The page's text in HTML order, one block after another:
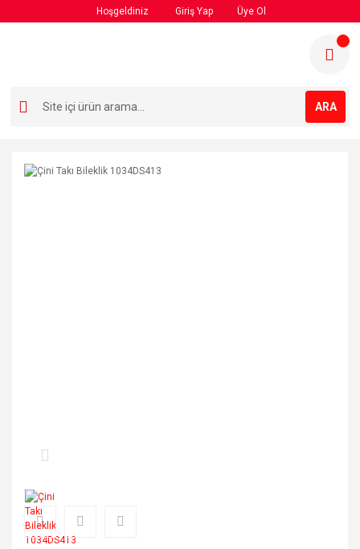
Hoşgeldiniz Giriş Yap Üye Ol
ARA